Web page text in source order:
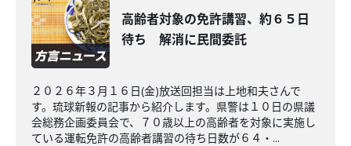
高齢者対象の免許講習、約６５日
待ち 解消に民間委託
２０２６年３月１６日(金)放送回担当は上地和夫さんで
す。琉球新報の記事から紹介します。県警は１０日の県議
会総務企画委員会で、７０歳以上の高齢者を対象に実施し
ている運転免許の高齢者講習の待ち日数が６４・...